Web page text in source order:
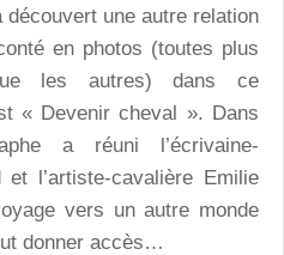
une autre relation
en photos (toutes plus
les autres) dans ce
« Devenir cheval ». Dans
a réuni l’écrivaine-
l’artiste-cavalière Emilie
vers un autre monde
donner accès…